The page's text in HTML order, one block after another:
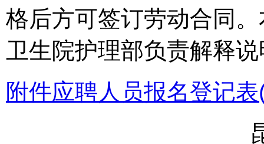
格后方可签订劳动合同
卫生院护理部负责解释
附件应聘人员报名登记